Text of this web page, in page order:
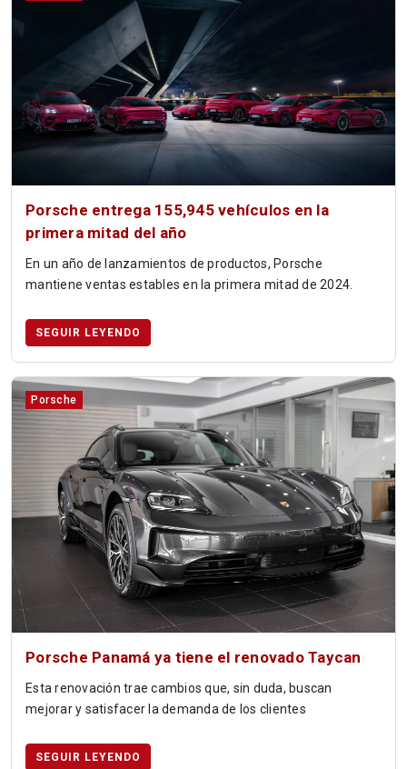
Porsche entrega 155,945 vehículos en la
primera mitad del año
En un año de lanzamientos de productos, Porsche
mantiene ventas estables en la primera mitad de 2024.
SEGUIR LEYENDO
Porsche
Porsche Panamá ya tiene el renovado Taycan
Esta renovación trae cambios que, sin duda, buscan
mejorar y satisfacer la demanda de los clientes
SEGUIR LEYENDO